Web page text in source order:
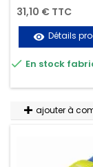
d'utilisation.
vos
très résistante
n'absorbe pas
31,10 € TTC
visibility Détails
 En stock
ajouter à